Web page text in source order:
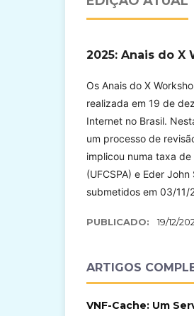
2025: Anais do X
Os Anais do X
realizada em 19 de
Internet no Brasil.
um processo de
implicou numa taxa
(UFCSPA) e Eder
submetidos em 03/
PUBLICADO: 19/12/
ARTIGOS
VNF-Cache: Um